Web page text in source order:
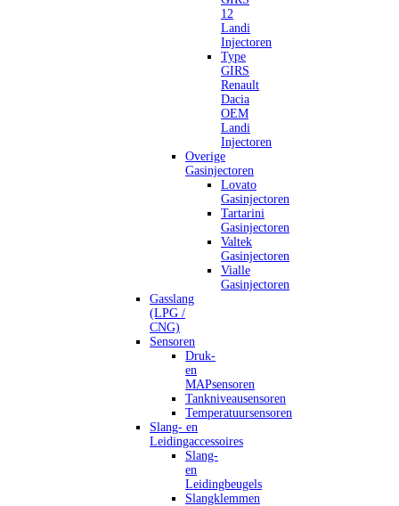
12
Landi
Injectoren
Type
GIRS
Renault
Dacia
OEM
Landi
Injectoren
Overige
Gasinjectoren
Lovato
Gasinjectoren
Tartarini
Gasinjectoren
Valtek
Gasinjectoren
Vialle
Gasinjectoren
Gasslang
(LPG /
CNG)
Sensoren
Druk-
en
MAPsensoren
Tankniveausensoren
Temperatuursensoren
Slang- en
Leidingaccessoires
Slang-
en
Leidingbeugels
Slangklemmen